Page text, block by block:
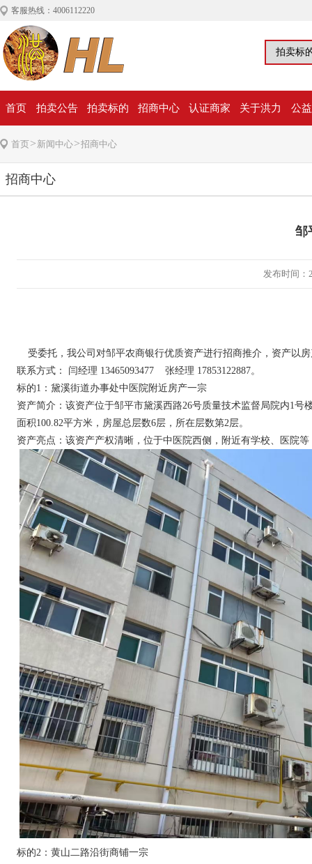
客服热线：4006112220
首页 拍卖公告 拍卖标的 招商中心 认证商家 关于洪力 公
首页> 新闻中心>招商中心
招商中心
邹
发布时间：
受委托，我公司对邹平农商银行优质资产进行招商推介，资产以
联系方式： 闫经理 13465093477 张经理 17853122887。
标的1：黛溪街道办事处中医院附近房产一宗
资产简介：该资产位于邹平市黛溪西路26号质量技术监督局院内1号
面积100.82平方米，房屋总层数6层，所在层数第2层。
资产亮点：该资产产权清晰，位于中医院西侧，附近有学校、医院
标的2：黄山二路沿街商铺一宗